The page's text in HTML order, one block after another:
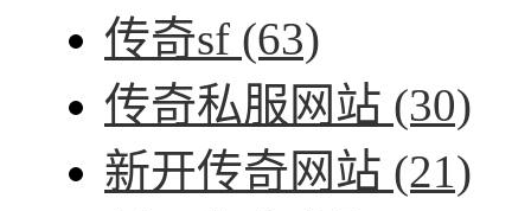
传奇sf (63)
传奇私服网站 (30)
新开传奇网站 (21)